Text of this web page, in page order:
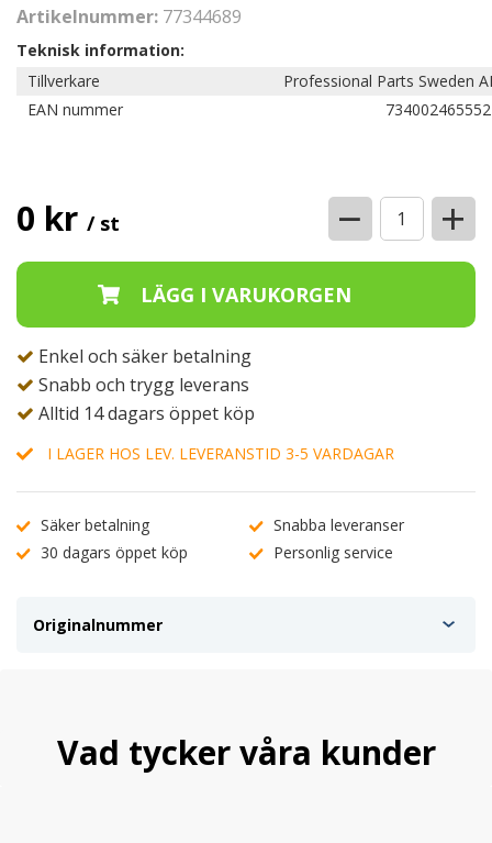
Artikelnummer: 77344689
Teknisk information:
Tillverkare
Professional Parts Sweden
EAN nummer
0 kr / st − +
Enkel och säker betalning
Snabb och trygg leverans
Alltid 14 dagars öppet köp
I LAGER HOS LEV. LEVERANSTID 3-5 VARDAGAR
Säker betalning
Snabba leveranser
30 dagars öppet köp
Personlig service
Originalnummer
Vad tycker våra kunder